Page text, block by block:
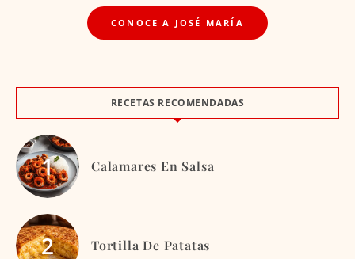
CONOCE A JOSÉ MARÍA
RECETAS RECOMENDADAS
Calamares En Salsa
Tortilla De Patatas